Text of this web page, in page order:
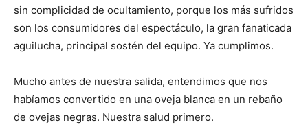
sin complicidad de ocultamiento, porque los más sufridos
son los consumidores del espectáculo, la gran fanaticada
aguilucha, principal sostén del equipo. Ya cumplimos.
Mucho antes de nuestra salida, entendimos que nos
habíamos convertido en una oveja blanca en un rebaño
de ovejas negras. Nuestra salud primero.